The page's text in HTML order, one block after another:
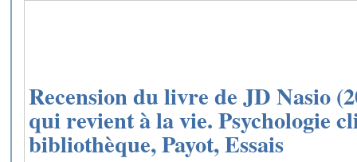
Recension du livre de JD Nasio
qui revient à la vie. Psychologie
bibliothèque, Payot, Essais